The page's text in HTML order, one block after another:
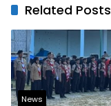
Related Posts
News